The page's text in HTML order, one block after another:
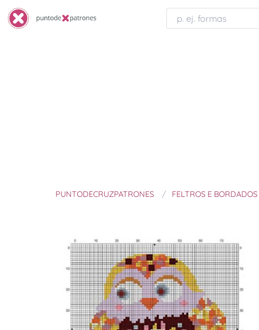
PUNTODECRUZPATRONES FELTROS E BORDADOS